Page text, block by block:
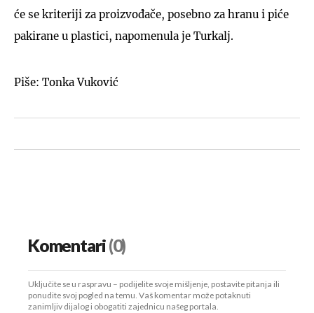
će se kriteriji za proizvođače, posebno za hranu i piće
pakirane u plastici, napomenula je Turkalj.
Piše: Tonka Vuković
Komentari(0)
Uključite se u raspravu – podijelite svoje mišljenje, postavite pitanja ili
ponudite svoj pogled na temu. Vaš komentar može potaknuti
zanimljiv dijalog i obogatiti zajednicu našeg portala.